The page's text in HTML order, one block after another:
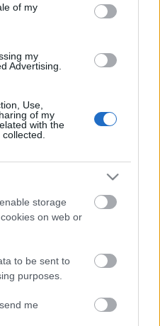
of my
my
Advertising.
Use,
of my
with the
storage
on web or
to be sent to
purposes.
me
csökken a riasztás
jelent az 5. blokk új
a felülvizsgálat